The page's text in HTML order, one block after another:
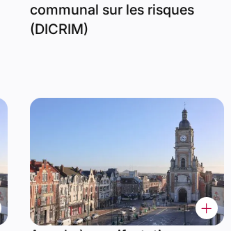
communal sur les risques
(DICRIM)